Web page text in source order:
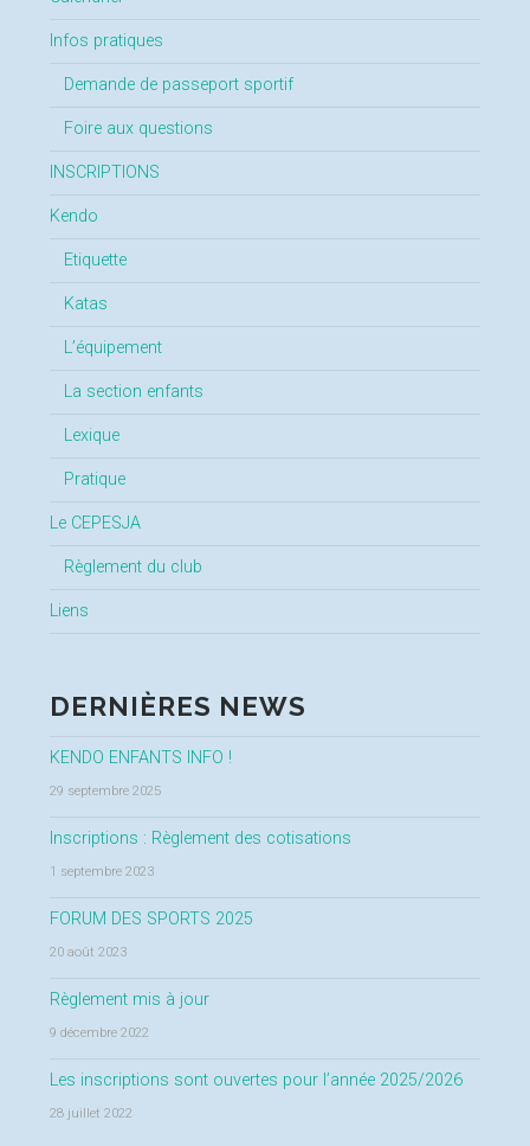
Infos pratiques
Demande de passeport sportif
Foire aux questions
INSCRIPTIONS
Kendo
Etiquette
Katas
L’équipement
La section enfants
Lexique
Pratique
Le CEPESJA
Règlement du club
Liens
DERNIÈRES NEWS
KENDO ENFANTS INFO !
29 septembre 2025
Inscriptions : Règlement des cotisations
1 septembre 2023
FORUM DES SPORTS 2025
20 août 2023
Règlement mis à jour
9 décembre 2022
Les inscriptions sont ouvertes pour l’année 2025/2026
28 juillet 2022